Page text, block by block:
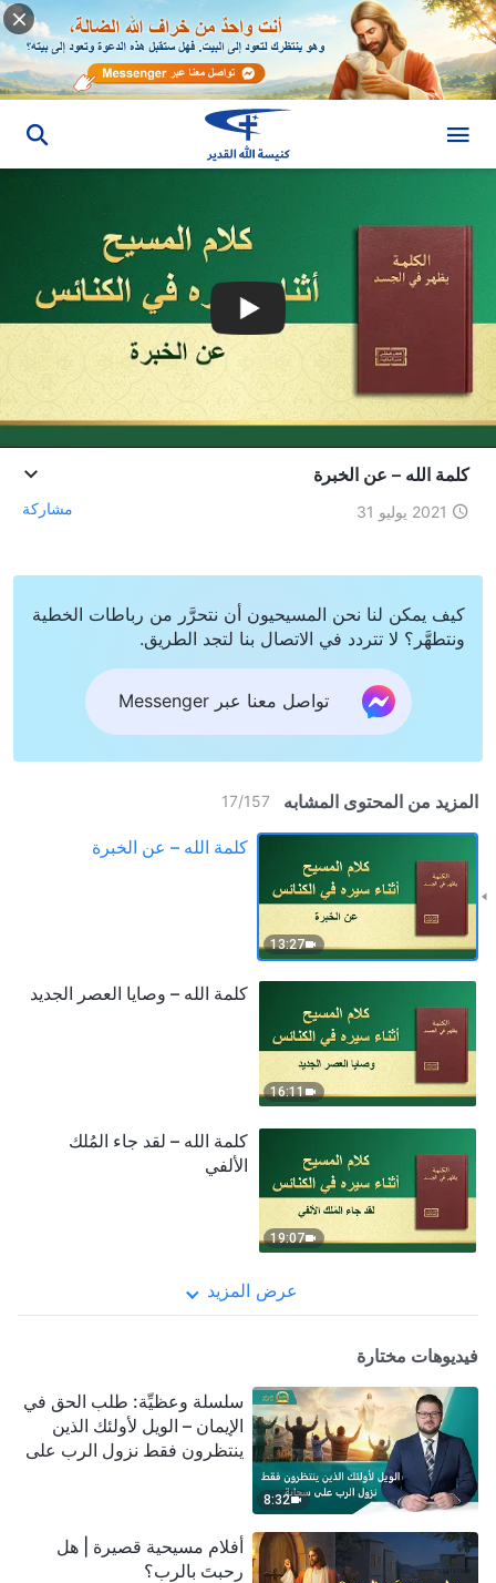
كلمة الله – عن الخبرة
2021 يوليو 31 مشاركة
كيف يمكن لنا نحن المسيحيون أن نتحرَّر من رباطات الخطية
ونتطهَّر؟ لا تتردد في الاتصال بنا لتجد الطريق.
تواصل معنا عبر Messenger
المزيد من المحتوى المشابه 17/157
13:27
كلمة الله – عن الخبرة
16:11
كلمة الله – وصايا العصر الجديد
19:07
كلمة الله – لقد جاء المُلك
الألفي
عرض المزيد
فيديوهات مختارة
8:32
سلسلة وعظيِّة: طلب الحق في
الإيمان – الويل لأولئك الذين
ينتظرون فقط نزول الرب على
أفلام مسيحية قصيرة | هل
رحبتَ بالرب؟